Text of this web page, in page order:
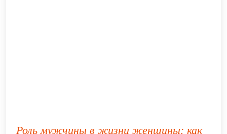
Роль мужчины в жизни женщины: как